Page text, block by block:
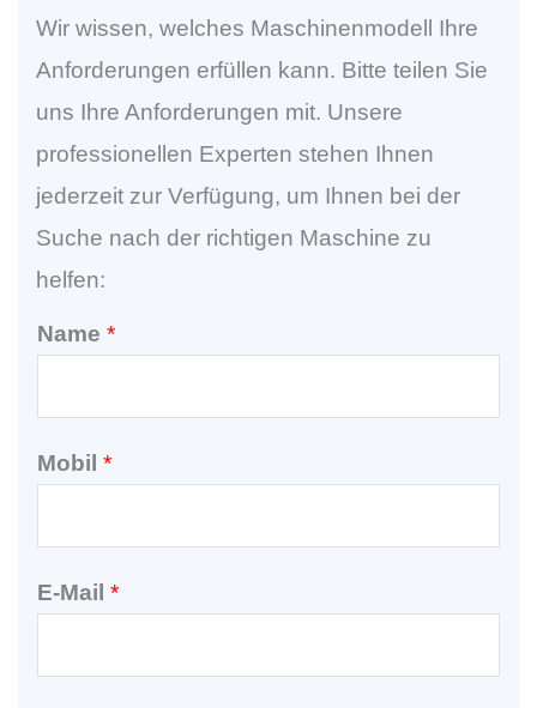
Wir wissen, welches Maschinenmodell Ihre
Anforderungen erfüllen kann. Bitte teilen Sie
uns Ihre Anforderungen mit. Unsere
professionellen Experten stehen Ihnen
jederzeit zur Verfügung, um Ihnen bei der
Suche nach der richtigen Maschine zu
helfen:
Name *
Mobil *
E-Mail *